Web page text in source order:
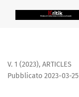
V. 1 (2023), ARTICLES
Pubblicato 2023-03-25